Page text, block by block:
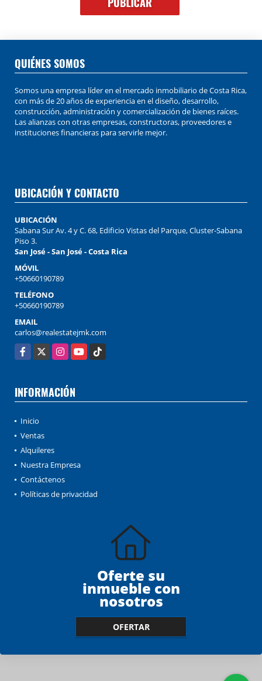
QUIÉNES SOMOS
Somos una empresa líder en el mercado inmobiliario de Costa Rica,
con más de 20 años de experiencia en el diseño, desarrollo,
construcción, administración y comercialización de bienes raíces.
Las alianzas con otras empresas, constructoras, proveedores e
instituciones financieras para servirle mejor.
UBICACIÓN Y CONTACTO
UBICACIÓN
Sabana Sur Av. 4 y C. 68, Edificio Vistas del Parque, Cluster-Sabana
Piso 3.
San José - San José - Costa Rica
MÓVIL
+50660190789
TELÉFONO
+50660190789
EMAIL
carlos@realestatejmk.com
Facebook
X InstagramYouTubeTikTok
INFORMACIÓN
Inicio
Ventas
Alquileres
Nuestra Empresa
Contáctenos
Políticas de privacidad
Oferte su
inmueble con
nosotros
OFERTAR